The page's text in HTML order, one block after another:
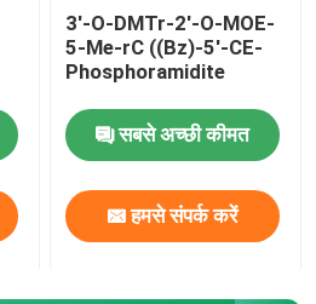
3'-O-DMTr-2'-O-MOE-
5-Me-rC ((Bz)-5'-CE-
Phosphoramidite
सबसे अच्छी कीमत
हमसे संपर्क करें